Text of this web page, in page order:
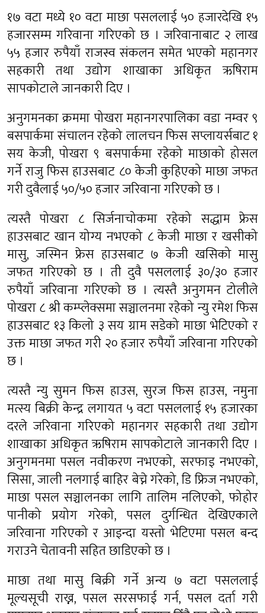
१७ वटा मध्ये १० वटा माछा पसललाई ५० हजारदेखि १५
हजारसम्म गरिवाना गरिएको छ । जरिवानाबाट २ लाख
५५ हजार रुपैयाँ राजस्व संकलन समेत भएको महानगर
सहकारी तथा उद्योग शाखाका अधिकृत ऋषिराम
सापकोटाले जानकारी दिए ।
अनुगमनका क्रममा पोखरा महानगरपालिका वडा नम्वर ९
बसपार्कमा संचालन रहेको लालचन फिस सप्लायर्सबाट १
सय केजी, पोखरा ९ बसपार्कमा रहेको माछाको होसल
गर्ने राजु फिस हाउसबाट ८० केजी कुहिएको माछा जफत
गरी दुवैलाई ५०/५० हजार जरिवाना गरिएको छ ।
त्यस्तै पोखरा ८ सिर्जनाचोकमा रहेको सद्धाम फ्रेस
हाउसबाट खान योग्य नभएको ८ केजी माछा र खसीको
मासु, जस्मिन फ्रेस हाउसबाट ७ केजी खसिको मासु
जफत गरिएको छ । ती दुवै पसललाई ३०/३० हजार
रुपैयाँ जरिवाना गरिएको छ । त्यस्तै अनुगमन टोलीले
पोखरा ८ श्री कम्प्लेक्समा सञ्चालनमा रहेको न्यु रमेश फिस
हाउसबाट १३ किलो ३ सय ग्राम सडेको माछा भेटिएको र
उक्त माछा जफत गरी २० हजार रुपैयाँ जरिवाना गरिएको
छ ।
त्यस्तै न्यु सुमन फिस हाउस, सुरज फिस हाउस, नमुना
मत्स्य बिक्री केन्द्र लगायत ५ वटा पसललाई १५ हजारका
दरले जरिवाना गरिएको महानगर सहकारी तथा उद्योग
शाखाका अधिकृत ऋषिराम सापकोटाले जानकारी दिए ।
अनुगमनमा पसल नवीकरण नभएको, सरफाइ नभएको,
सिसा, जाली नलगाई बाहिर बेच्ने गरेको, डि फ्रिज नभएको,
माछा पसल सञ्चालनका लागि तालिम नलिएको, फोहोर
पानीको प्रयोग गरेको, पसल दुर्गन्धित देखिएकाले
जरिवाना गरिएको र आइन्दा यस्तो भेटिएमा पसल बन्द
गराउने चेतावनी सहित छाडिएको छ ।
माछा तथा मासु बिक्री गर्ने अन्य ७ वटा पसललाई
मूल्यसूची राख्न, पसल सरसफाई गर्न, पसल दर्ता गरी